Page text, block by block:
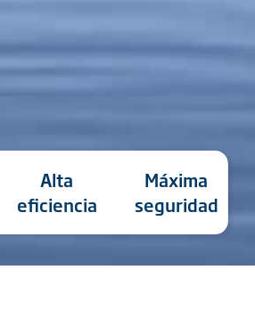
Alta
eficiencia
Máxima
seguridad